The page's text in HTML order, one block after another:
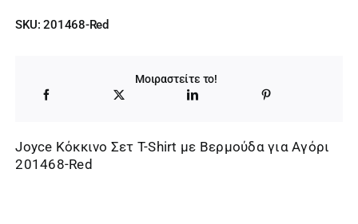
SKU:201468-Red
Μοιραστείτε το!
Joyce Κόκκινο Σετ T-Shirt με Βερμούδα για Αγόρι
201468-Red